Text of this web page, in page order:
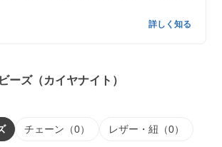
詳しく知る
ーズ（カイヤナイト）
チェーン（0） レザー・紐（0）